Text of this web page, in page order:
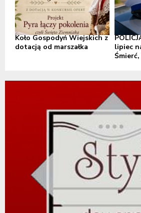
Koło Gospodyń Wiejskich z
dotacją od marszałka
lipiec